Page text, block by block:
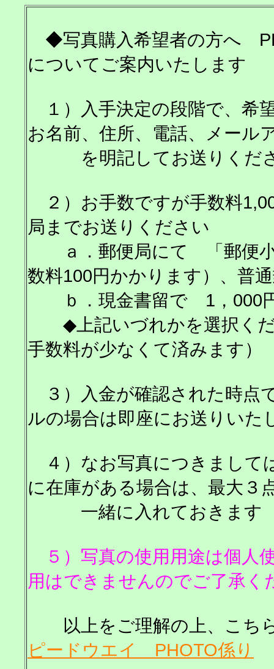
◆写真購入希望者の方へ
についてご案内いたします
１）入手決定の段階で、希
お名前、住所、電話、メール
を明記してお送りくだ
２）お手数ですが手数料
局までお送りください
ａ．郵便局にて 「郵便
数料100円かかります）、普
ｂ．現金書留で 1，000
◆上記いづれかを選択く
手数料が少なくて済みます）
３）入金が確認された時点
ルの場合は即座にお送りいた
４）なお写真につきまして
に在庫がある場合は、最大３
一緒に入れておきます
５）写真の使用用途は個人
用はできませんのでご了承く
以上をご理解の上、こ
ピードウエイ PHOTO係り